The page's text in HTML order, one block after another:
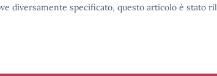
diversamente specificato, questo articolo è stato